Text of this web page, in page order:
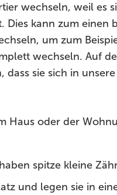
wechseln, weil es
Dies kann zum einen
um zum
wechseln. Auf
sie sich in
Haus oder der
spitze kleine
und legen sie in